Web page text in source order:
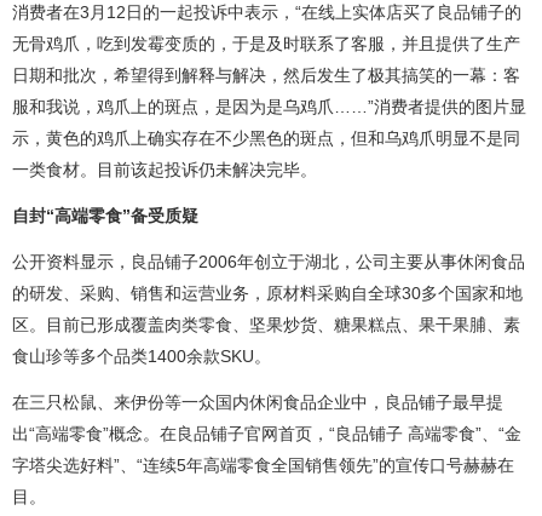
消费者在3月12日的一起投诉中表示，“在线上实体店买了良品铺子的
无骨鸡爪，吃到发霉变质的，于是及时联系了客服，并且提供了生产
日期和批次，希望得到解释与解决，然后发生了极其搞笑的一幕：客
服和我说，鸡爪上的斑点，是因为是乌鸡爪……”消费者提供的图片显
示，黄色的鸡爪上确实存在不少黑色的斑点，但和乌鸡爪明显不是同
一类食材。目前该起投诉仍未解决完毕。
自封“高端零食”备受质疑
公开资料显示，良品铺子2006年创立于湖北，公司主要从事休闲食品
的研发、采购、销售和运营业务，原材料采购自全球30多个国家和地
区。目前已形成覆盖肉类零食、坚果炒货、糖果糕点、果干果脯、素
食山珍等多个品类1400余款SKU。
在三只松鼠、来伊份等一众国内休闲食品企业中，良品铺子最早提
出“高端零食”概念。在良品铺子官网首页，“良品铺子 高端零食”、“金
字塔尖选好料”、“连续5年高端零食全国销售领先”的宣传口号赫赫在
目。